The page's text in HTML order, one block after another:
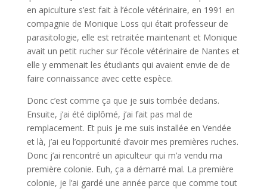
en apiculture s’est fait à l’école vétérinaire, en 1991 en
compagnie de Monique Loss qui était professeur de
parasitologie, elle est retraitée maintenant et Monique
avait un petit rucher sur l’école vétérinaire de Nantes et
elle y emmenait les étudiants qui avaient envie de de
faire connaissance avec cette espèce.
Donc c’est comme ça que je suis tombée dedans.
Ensuite, j’ai été diplômé, j’ai fait pas mal de
remplacement. Et puis je me suis installée en Vendée
et là, j’ai eu l’opportunité d’avoir mes premières ruches.
Donc j’ai rencontré un apiculteur qui m’a vendu ma
première colonie. Euh, ça a démarré mal. La première
colonie, je l’ai gardé une année parce que comme tout